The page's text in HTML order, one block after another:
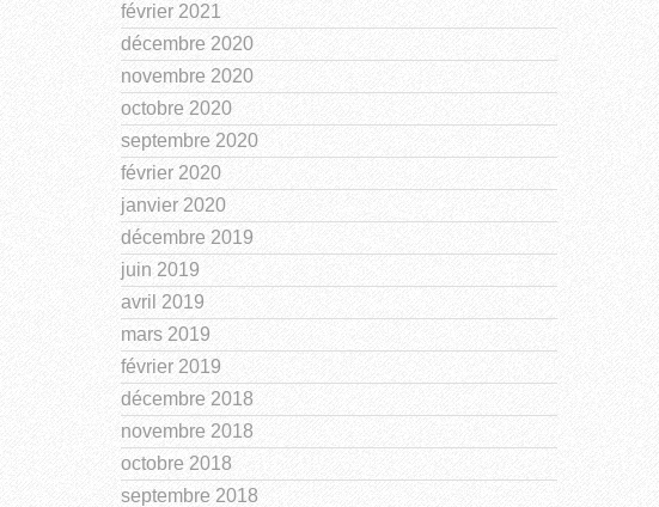
février 2021
décembre 2020
novembre 2020
octobre 2020
septembre 2020
février 2020
janvier 2020
décembre 2019
juin 2019
avril 2019
mars 2019
février 2019
décembre 2018
novembre 2018
octobre 2018
septembre 2018